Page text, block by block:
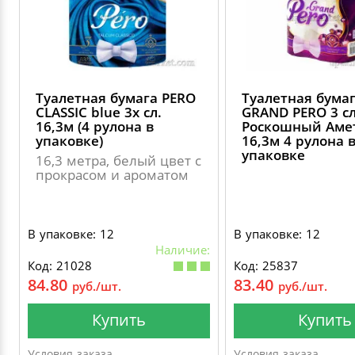
ПАКЕТЫ СЛАЙДЕРЫ И ЗИПЛОКИ ( ZIP
ПАКЕТЫ ПОЛИПРОПИЛЕНОВЫЕ
ПАКЕТЫ С ПЕТЛЕВЫМИ РУЧКАМИ
ПАКЕТЫ С ВЫРУБНЫМИ РУЧКАМИ
ПЛАСТИКОВЫЕ И БУМАЖНЫЕ ПАКЕТЫ
КУРЬЕРСКИЕ И ПОЧТОВЫЕ ПАКЕТЫ
ДЕКОРАТИВНЫЕ УКРАШЕНИЯ
УПАКОВКА ДЛЯ ТОРТОВ
УПАКОВКА ДЛЯ ЯИЦ
ВАТНО-БУМАЖНАЯ ПРОДУКЦИЯ
САЛФЕТКИ, ПОЛОТЕНЦА
САЛФЕТКИ ВЛАЖНЫЕ
ТУАЛЕТНАЯ БУМАГА
ИЗОЛЕНТЫ
КРЕППИРОВАННЫЕ ЛЕНТЫ
СКЛАДСКАЯ УПАКОВКА
СТИРАЛЬНЫЕ ПОРОШКИ
КОНДИЦИОНЕРЫ ДЛЯ БЕЛЬЯ
СРЕДСТВА ДЛЯ УБОРКИ И ЧИСТКИ
СРЕДСТВА ДЛЯ МЫТЬЯ ПОСУДЫ
СИНЕРГЕТИК
АВТОХИМИЯ
Туалетная бумага PERO
CLASSIC blue 3х сл.
16,3м (4 рулона в
упаковке)
16,3 метра, белый цвет с
прокрасом и ароматом
В упаковке: 12
Наличие:
Код: 21028
84.80 руб./шт.
Купить
Туалетная
GRAND PERO 3
Роскошный
16,3м 4 рулона в
упаковке
В упаковке: 12
Код: 25837
83.40 руб./шт.
Купить